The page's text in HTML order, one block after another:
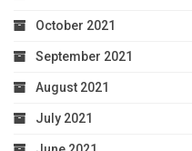
October 2021
September 2021
August 2021
July 2021